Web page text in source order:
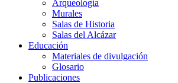
Arqueología
Murales
Salas de Historia
Salas del Alcázar
Educación
Materiales de divulgación
Glosario
Publicaciones